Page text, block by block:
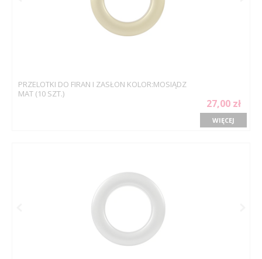
PRZELOTKI DO FIRAN I ZASŁON KOLOR:MOSIĄDZ
MAT (10 SZT.)
27,00 zł
WIĘCEJ